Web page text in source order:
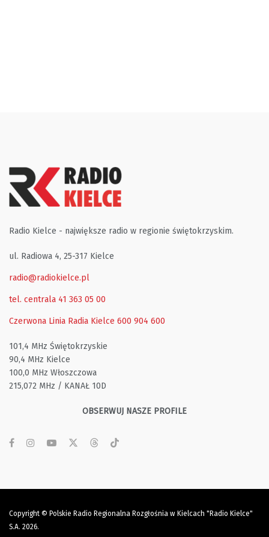
Radio Kielce - największe radio w regionie świętokrzyskim.
ul. Radiowa 4, 25-317 Kielce
radio@radiokielce.pl
tel. centrala 41 363 05 00
Czerwona Linia Radia Kielce 600 904 600
101,4 MHz Świętokrzyskie
90,4 MHz Kielce
100,0 MHz Włoszczowa
215,072 MHz / KANAŁ 10D
OBSERWUJ NASZE PROFILE
Copyright © Polskie Radio Regionalna Rozgłośnia w Kielcach "Radio Kielce"
S.A. 2026.